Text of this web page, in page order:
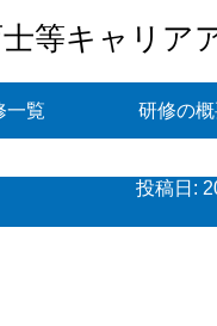
等キャリア
一覧 研修の
投稿日: